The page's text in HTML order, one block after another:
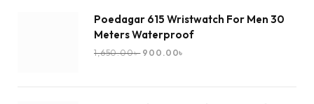
Poedagar 615 Wristwatch For Men 30
Meters Waterproof
1,650.00৳ 900.00৳